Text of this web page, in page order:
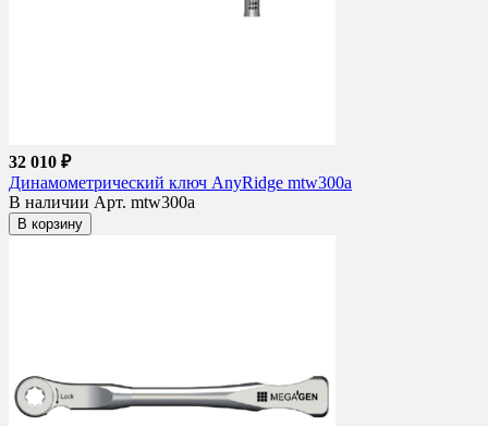
32 010 ₽
Динамометрический ключ AnyRidge mtw300a
В наличии Арт. mtw300a
В корзину